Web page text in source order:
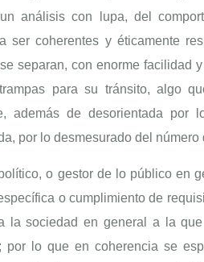
análisis con lupa, del
ser coherentes y éticamente
separan, con enorme facilidad
para su tránsito, algo
además de desorientada
por lo desmesurado del
o gestor de lo público en
o cumplimiento de
la sociedad en general a la
por lo que en coherencia se